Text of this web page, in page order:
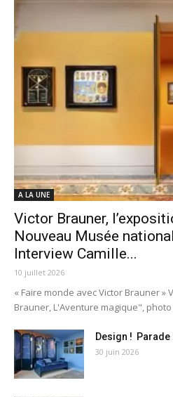
A LA UNE
Victor Brauner,
Nouveau Musée
Interview Camille...
10 juillet 2026
« Faire monde avec Victor Brauner »
Brauner, L'Aventure magique",
Design ! Parade
30 juin 2026